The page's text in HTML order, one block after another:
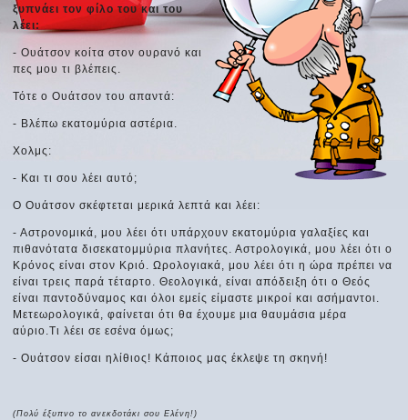
ξυπνάει τον φίλο του και του
λέει:
- Ουάτσον κοίτα στον ουρανό και
πες μου τι βλέπεις.
Τότε ο Ουάτσον του απαντά:
- Βλέπω εκατομύρια αστέρια.
Χολμς:
- Και τι σου λέει αυτό;
Ο Ουάτσον σκέφτεται μερικά λεπτά και λέει:
- Αστρονομικά, μου λέει ότι υπάρχουν εκατομύρια γαλαξίες και
πιθανότατα δισεκατομμύρια πλανήτες. Αστρολογικά, μου λέει ότι ο
Κρόνος είναι στον Κριό. Ωρολογιακά, μου λέει ότι η ώρα πρέπει να
είναι τρεις παρά τέταρτο. Θεολογικά, είναι απόδειξη ότι ο Θεός
είναι παντοδύναμος και όλοι εμείς είμαστε μικροί και ασήμαντοι.
Μετεωρολογικά, φαίνεται ότι θα έχουμε μια θαυμάσια μέρα
αύριο.Τι λέει σε εσένα όμως;
- Ουάτσον είσαι ηλίθιος! Κάποιος μας έκλεψε τη σκηνή!
(Πολύ έξυπνο το ανεκδοτάκι σου Ελένη!)